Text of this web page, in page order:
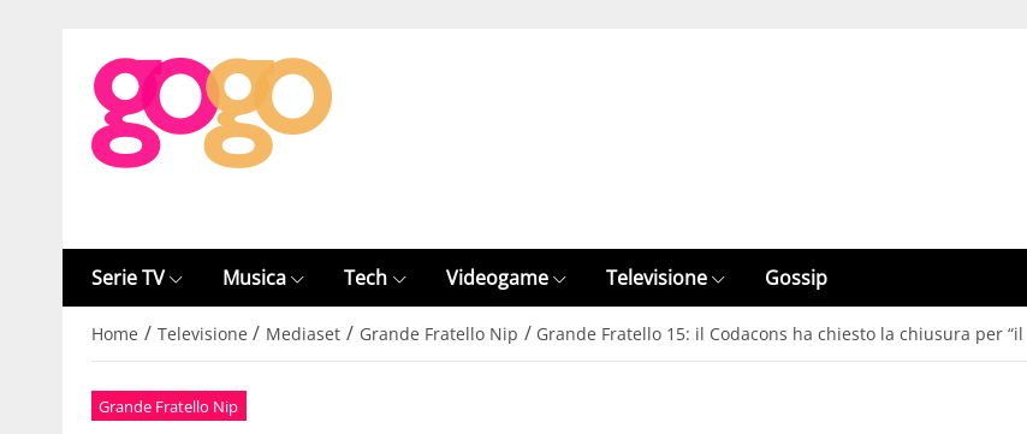
Serie TV Musica Tech Videogame Televisione Gossip
Home / Televisione / Mediaset / Grande Fratello Nip / Grande Fratello 15: il Codacons ha chiesto la chiusura per
Grande Fratello Nip